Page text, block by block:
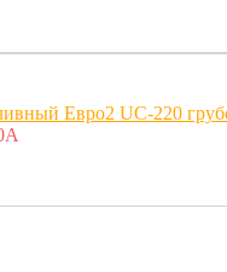
Евро2 UC-220